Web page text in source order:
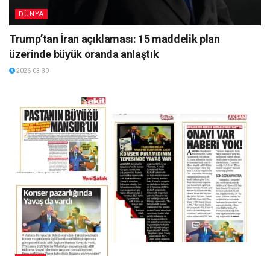
DÜNYA
Trump’tan İran açıklaması: 15 maddelik plan
üzerinde büyük oranda anlaştık
2026-03-30